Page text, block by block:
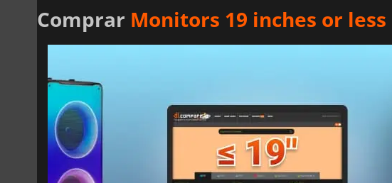
Comprar Monitors 19 inches or less